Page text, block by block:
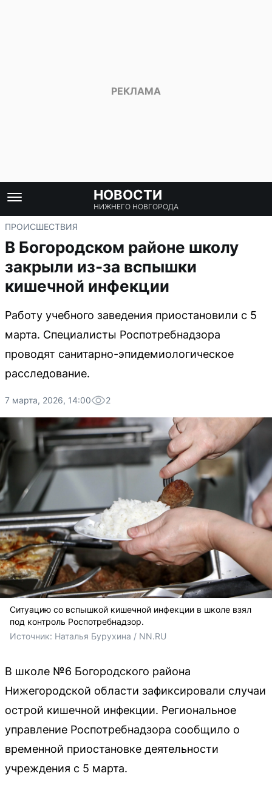
НОВОСТИ
НИЖНЕГО НОВГОРОДА
ПРОИСШЕСТВИЯ
В Богородском районе школу
закрыли из-за вспышки
кишечной инфекции
Работу учебного заведения приостановили с 5
марта. Специалисты Роспотребнадзора
проводят санитарно-эпидемиологическое
расследование.
7 марта, 2026, 14:00 2
Ситуацию со вспышкой кишечной инфекции в школе взял
под контроль Роспотребнадзор.
Источник: Наталья Бурухина / NN.RU
В школе №6 Богородского района
Нижегородской области зафиксировали случаи
острой кишечной инфекции. Региональное
управление Роспотребнадзора сообщило о
временной приостановке деятельности
учреждения с 5 марта.